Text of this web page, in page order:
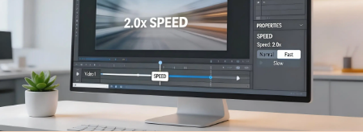
Testo e audio
Sottotitoli automatici
Modelli di sottotitoli
Marketing
Stile di vita e vlog
Design personalizzato
Altro
Modelli di settore
Modelli di riepilogo
Centro protezione
Centro assistenza
Sala stampa